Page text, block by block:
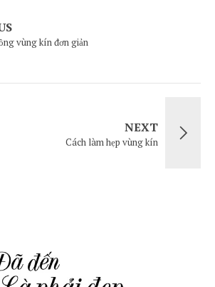
vùng kín đơn giản
NEXT
Cách làm hẹp vùng kín